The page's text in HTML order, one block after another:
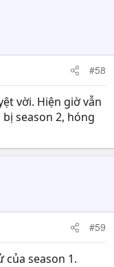
#58
vời. Hiện giờ vẫn
season 2, hóng
#59
của season 1.